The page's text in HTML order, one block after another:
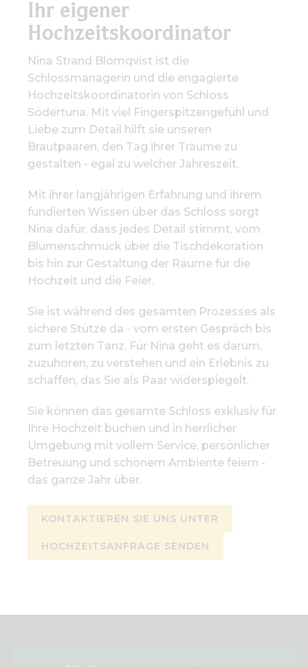
Ihr eigener
Hochzeitskoordinator
Nina Strand Blomqvist ist die
Schlossmanagerin und die engagierte
Hochzeitskoordinatorin von Schloss
Södertuna. Mit viel Fingerspitzengefühl und
Liebe zum Detail hilft sie unseren
Brautpaaren, den Tag ihrer Träume zu
gestalten - egal zu welcher Jahreszeit.
Mit ihrer langjährigen Erfahrung und ihrem
fundierten Wissen über das Schloss sorgt
Nina dafür, dass jedes Detail stimmt, vom
Blumenschmuck über die Tischdekoration
bis hin zur Gestaltung der Räume für die
Hochzeit und die Feier.
Sie ist während des gesamten Prozesses als
sichere Stütze da - vom ersten Gespräch bis
zum letzten Tanz. Für Nina geht es darum,
zuzuhören, zu verstehen und ein Erlebnis zu
schaffen, das Sie als Paar widerspiegelt.
Sie können das gesamte Schloss exklusiv für
Ihre Hochzeit buchen und in herrlicher
Umgebung mit vollem Service, persönlicher
Betreuung und schönem Ambiente feiern -
das ganze Jahr über.
KONTAKTIEREN SIE UNS UNTER
HOCHZEITSANFRAGE SENDEN